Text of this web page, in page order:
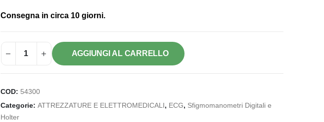
Consegna in circa 10 giorni.
AGGIUNGI AL CARRELLO
COD: 54300
Categorie: ATTREZZATURE E ELETTROMEDICALI , ECG, Sfigmomanometri Digitali e
Holter